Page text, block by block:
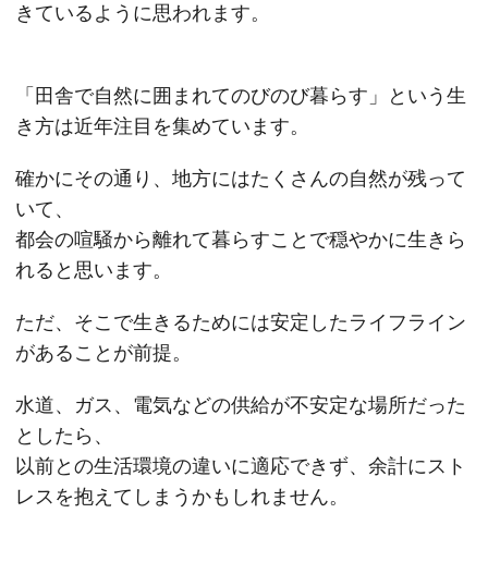
きているように思われます。
「田舎で自然に囲まれてのびのび暮らす」という生
き方は近年注目を集めています。
確かにその通り、地方にはたくさんの自然が残って
いて、
都会の喧騒から離れて暮らすことで穏やかに生きら
れると思います。
ただ、そこで生きるためには安定したライフライン
があることが前提。
水道、ガス、電気などの供給が不安定な場所だった
としたら、
以前との生活環境の違いに適応できず、余計にスト
レスを抱えてしまうかもしれません。